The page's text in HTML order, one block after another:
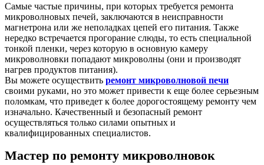
Самые частые причины, при которых требуется ремонта
микроволновых печей, заключаются в неисправности
магнетрона или же неполадках цепей его питания. Также
нередко встречается прогорание слюды, то есть специальной
тонкой пленки, через которую в основную камеру
микроволновки попадают микроволны (они и производят
нагрев продуктов питания).
Вы можете осуществить ремонт микроволновой печи
своими руками, но это может привести к еще более серьезным
поломкам, что приведет к более дорогостоящему ремонту чем
изначально. Качественный и безопасный ремонт
осуществляться только силами опытных и
квалифицированных специалистов.
Мастер по ремонту микроволновок